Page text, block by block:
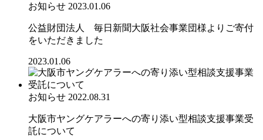
お知らせ 2023.01.06
公益財団法人 毎日新聞大阪社会事業団様よりご寄付
をいただきました
2023.01.06
お知らせ 2022.08.31
大阪市ヤングケアラーへの寄り添い型相談支援事業受
託について